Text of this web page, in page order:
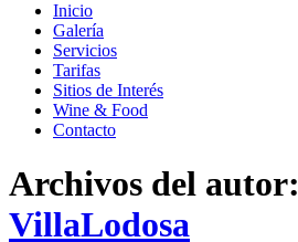
Inicio
Galería
Servicios
Tarifas
Sitios de Interés
Wine & Food
Contacto
Archivos del autor:
VillaLodosa